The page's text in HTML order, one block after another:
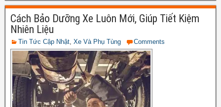
Cách Bảo Dưỡng Xe Luôn Mới, Giúp Tiết Kiệm
Nhiên Liệu
Tin Tức Cập Nhật Xe Và Phụ Tùng Comments